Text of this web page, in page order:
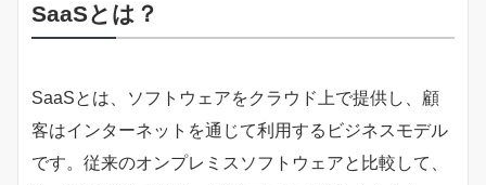
SaaSとは？
SaaSとは、ソフトウェアをクラウド上で提供し、顧
客はインターネットを通じて利用するビジネスモデル
です。従来のオンプレミスソフトウェアと比較して、